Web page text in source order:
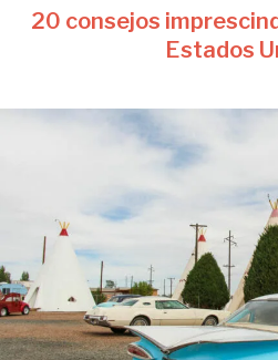
20 consejos
Estados